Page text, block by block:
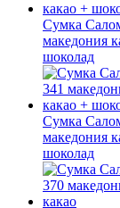
Сумка
македония
шоколад
Сумка
македония
шоколад